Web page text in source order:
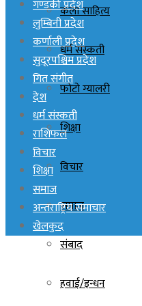
कला साहित्य
धर्म संस्कती
फोटो ग्यालरी
शिक्षा
विचार
समाज
संबाद
हवाई/इन्धन
गण्डकी प्रदेश
लुम्बिनी प्रदेश
कर्णाली प्रदेश
सुदूरपश्चिम प्रदेश
गित संगीत
देश
धर्म संस्कती
राशिफल
विचार
शिक्षा
समाज
अन्तराष्ट्रिय समाचार
खेलकुद